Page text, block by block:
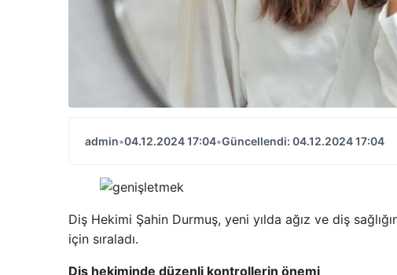
admin•04.12.2024 17:04•Güncellendi: 04.12.2024 17:04
Diş Hekimi Şahin Durmuş, yeni yılda ağız ve diş
için sıraladı.
Diş hekiminde düzenli kontrollerin önemi